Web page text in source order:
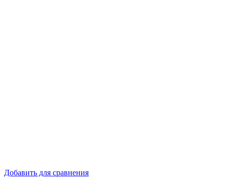
Добавить для сравнения